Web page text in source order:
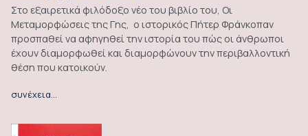
Στο εξαιρετικά φιλόδοξο νέο του βιβλίο του, Οι
Μεταμορφώσεις της Γης, ο ιστορικός Πήτερ Φράνκοπαν
προσπαθεί να αφηγηθεί την ιστορία του πώς οι άνθρωποι
έχουν διαμορφωθεί και διαμορφώνουν την περιβαλλοντική
θέση που κατοικούν.
συνέχεια…